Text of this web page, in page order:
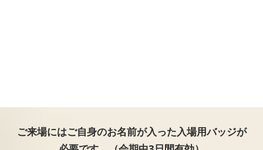
ご来場にはご自身のお名前が入った入場用バッジが